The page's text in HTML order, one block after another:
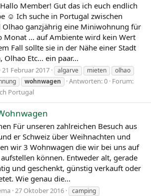
Member! Gut das ich euch endlich
☺ Ich suche in Portugal zwischen
Olhao ganzjährig eine Miniwohnung für
Monat ... auf Ambiente wird kein Wert
Fall sollte sie in der Nähe einer Stadt
Olhao Etc... ein paar...
21 Februar 2017 algarve mieten
olhao
wohnwagen Antworten: 0 Forum:
Portugal
Für unseren zahlreichen Besuch aus
er Schweiz über Weihnachten und
wir 3 Wohnwagen die wir bei uns auf
können. Entweder alt, gerade
und geschenkt, günstig verkauft oder
Wie genau die...
27 Oktober 2016
camping